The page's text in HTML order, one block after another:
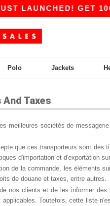
LAUNCHED! GET
Polo Jackets
Taxes
meilleures sociétés de
que ces transporteurs sont des
d'importation et d'exportation
de la commande, les éléments
de douane et taxes, entre autres.
nos clients et de les informer
applicables. Toutefois, cette liste